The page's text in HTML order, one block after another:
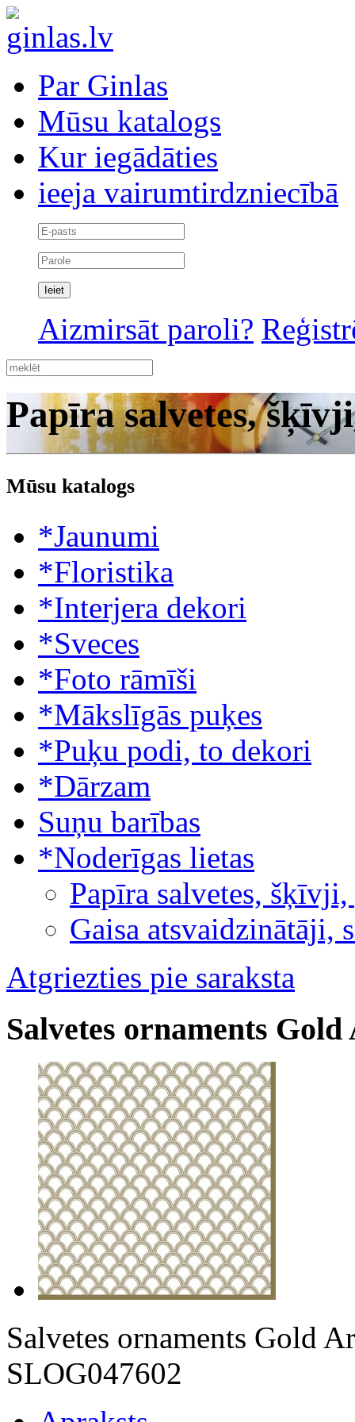
Par Ginlas
Mūsu katalogs
Kur iegādāties
ieeja vairumtirdzniecībā
Aizmirsāt paroli?
Papīra salvetes,
Mūsu katalogs
*Jaunumi
*Floristika
*Interjera dekori
*Sveces
*Foto rāmīši
*Mākslīgās puķes
*Puķu podi, to dekori
*Dārzam
Suņu barības
*Noderīgas lietas
Papīra salvetes,
Gaisa atsvaidzinātāji,
Atgriezties pie saraksta
Salvetes ornaments
Salvetes ornaments Gold
SLOG047602